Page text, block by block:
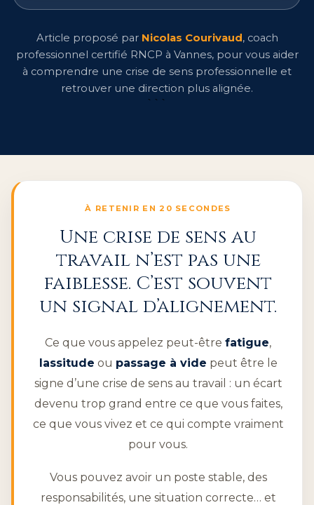
Article proposé par Nicolas Courivaud, coach
professionnel certifié RNCP à Vannes, pour vous aider
à comprendre une crise de sens professionnelle et
retrouver une direction plus alignée.
```
À RETENIR EN 20 SECONDES
Une crise de sens au
travail n’est pas une
faiblesse. C’est souvent
un signal d’alignement.
Ce que vous appelez peut-être fatigue,
lassitude ou passage à vide peut être le
signe d’une crise de sens au travail : un écart
devenu trop grand entre ce que vous faites,
ce que vous vivez et ce qui compte vraiment
pour vous.
Vous pouvez avoir un poste stable, des
responsabilités, une situation correcte… et